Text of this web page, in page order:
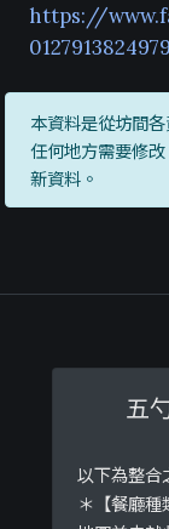
https://
本資料是從坊間
任何地方需要修
新資料。
五
以下為整合
＊【餐廳